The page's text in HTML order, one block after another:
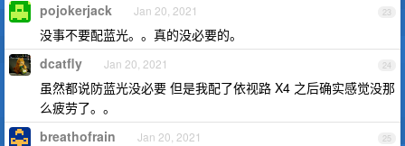
23
pojokerjack Jan 20, 2021
没事不要配蓝光。。真的没必要的。
24
dcatfly Jan 20, 2021
虽然都说防蓝光没必要 但是我配了依视路 X4 之后确实感觉没那
么疲劳了。。
25
breathofrain Jan 20, 2021